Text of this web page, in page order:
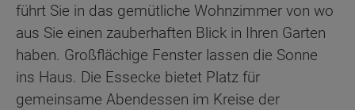
führt Sie in das gemütliche Wohnzimmer von wo
aus Sie einen zauberhaften Blick in Ihren Garten
haben. Großflächige Fenster lassen die Sonne
ins Haus. Die Essecke bietet Platz für
gemeinsame Abendessen im Kreise der